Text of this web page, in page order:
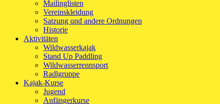
Mailinglisten
Vereinskleidung
Satzung und andere Ordnungen
Historie
Aktivitäten
Wildwasserkajak
Stand Up Paddling
Wildwasserrennsport
Radlgruppe
Kajak-Kurse
Jugend
Anfängerkurse